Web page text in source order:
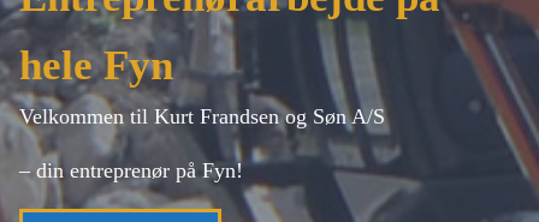
hele Fyn
Velkommen til Kurt Frandsen og Søn A/S
– din entreprenør på Fyn!